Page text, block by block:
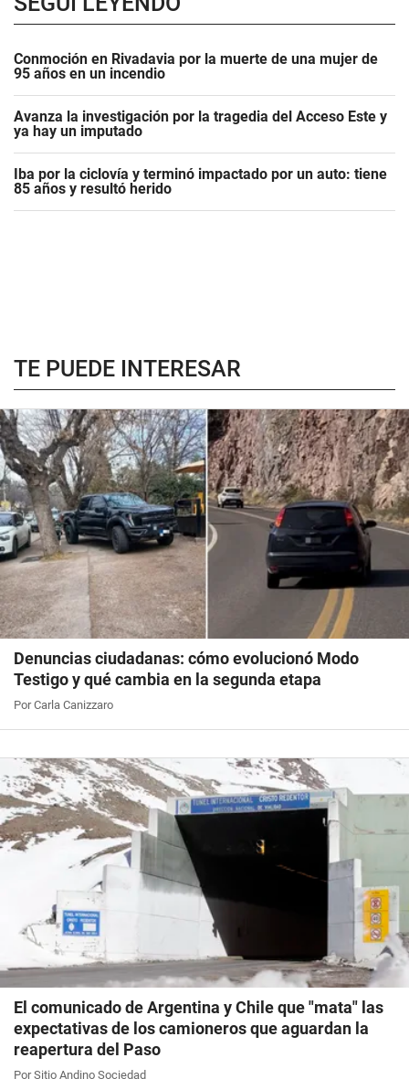
Conmoción en Rivadavia por la muerte de una mujer de
95 años en un incendio
Avanza la investigación por la tragedia del Acceso Este y
ya hay un imputado
Iba por la ciclovía y terminó impactado por un auto: tiene
85 años y resultó herido
TE PUEDE INTERESAR
Denuncias ciudadanas: cómo evolucionó Modo
Testigo y qué cambia en la segunda etapa
Por Carla Canizzaro
El comunicado de Argentina y Chile que "mata" las
expectativas de los camioneros que aguardan la
reapertura del Paso
Por Sitio Andino Sociedad